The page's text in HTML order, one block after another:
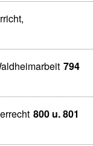
794
800 u. 801